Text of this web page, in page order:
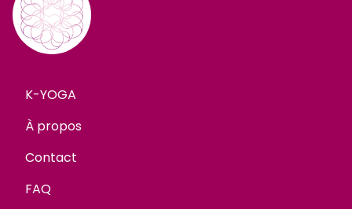
K-YOGA
À propos
Contact
FAQ